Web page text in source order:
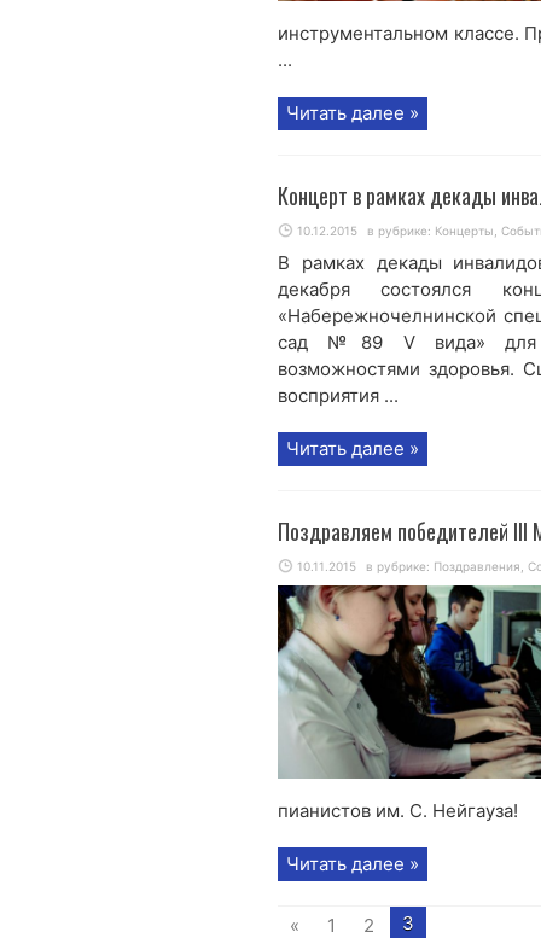
инструментальном классе.
...
Читать далее »
Концерт в рамках декады
10.12.2015 в рубрике: Концерты
В рамках декады
декабря состоялся
«Набережночелнинской
сад №89 V вида» для
возможностями здоровья.
восприятия ...
Читать далее »
Поздравляем победителей III
10.11.2015 в рубрике: Поздравления
пианистов им. С. Нейгауза!
Читать далее »
« 1 2 3